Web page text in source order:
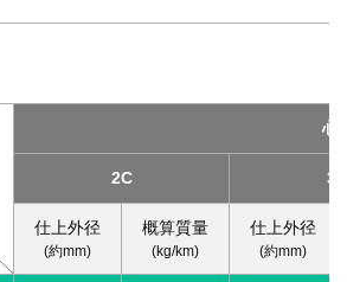
心
2C 3C
仕上外径
(約mm)
概算質量
(kg/km)
仕上外径
(約mm)